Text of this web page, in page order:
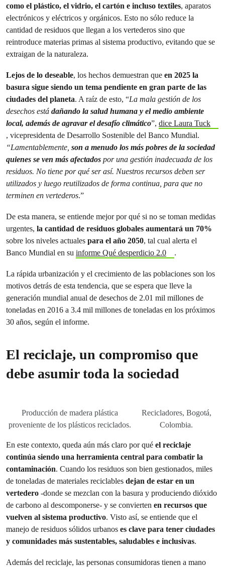
como el plástico, el vidrio, el cartón e incluso textiles, aparatos
electrónicos y eléctricos y orgánicos. Esto no sólo reduce la
cantidad de residuos que llegan a los vertederos sino que
reintroduce materias primas al sistema productivo, evitando que se
extraigan de la naturaleza.
Lejos de lo deseable, los hechos demuestran que en 2025 la
basura sigue siendo un tema pendiente en gran parte de las
ciudades del planeta. A raíz de esto, “La mala gestión de los
desechos está dañando la salud humana y el medio ambiente
local, además de agravar el desafío climático”, dice Laura Tuck
, vicepresidenta de Desarrollo Sostenible del Banco Mundial.
“Lamentablemente, son a menudo los más pobres de la sociedad
quienes se ven más afectados por una gestión inadecuada de los
residuos. No tiene por qué ser así. Nuestros recursos deben ser
utilizados y luego reutilizados de forma continua, para que no
terminen en vertederos.”
De esta manera, se entiende mejor por qué si no se toman medidas
urgentes, la cantidad de residuos globales aumentará un 70%
sobre los niveles actuales para el año 2050, tal cual alerta el
Banco Mundial en su informe Qué desperdicio 2.0 .
La rápida urbanización y el crecimiento de las poblaciones son los
motivos detrás de esta tendencia, que se espera que lleve la
generación mundial anual de desechos de 2.01 mil millones de
toneladas en 2016 a 3.4 mil millones de toneladas en los próximos
30 años, según el informe.
El reciclaje, un compromiso que
debe asumir toda la sociedad
Producción de madera plástica
proveniente de los plásticos reciclados.
Recicladores, Bogotá,
Colombia.
En este contexto, queda aún más claro por qué el reciclaje
continúa siendo una herramienta central para combatir la
contaminación. Cuando los residuos son bien gestionados, miles
de toneladas de materiales reciclables dejan de estar en un
vertedero -donde se mezclan con la basura y produciendo dióxido
de carbono al descomponerse- y se convierten en recursos que
vuelven al sistema productivo. Visto así, se entiende que el
manejo de residuos sólidos urbanos es clave para tener ciudades
y comunidades más sustentables, saludables e inclusivas.
Además del reciclaje, las personas consumidoras tienen a mano